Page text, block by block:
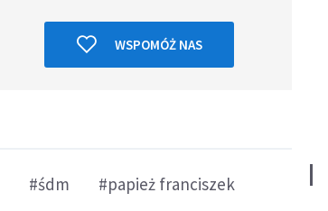
WSPOMÓŻ NAS
#śdm
#papież franciszek